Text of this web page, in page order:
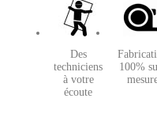
Des
techniciens
à votre
écoute
100%